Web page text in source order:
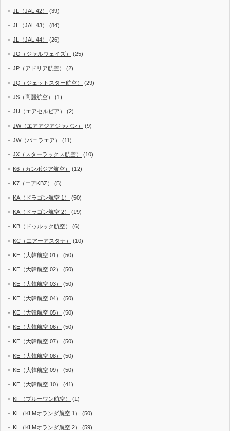
JL（JAL 42） (39)
JL（JAL 43） (84)
JL（JAL 44） (26)
JO（ジャルウェイズ） (25)
JP（アドリア航空） (2)
JQ（ジェットスター航空） (29)
JS（高麗航空） (1)
JU（エアセルビア） (2)
JW（エアアジアジャパン） (9)
JW（バニラエア） (11)
JX（スターラックス航空） (10)
K6（カンボジア航空） (12)
K7（エアKBZ） (5)
KA（ドラゴン航空 1） (50)
KA（ドラゴン航空 2） (19)
KB（ドゥルック航空） (6)
KC（エアーアスタナ） (10)
KE（大韓航空 01） (50)
KE（大韓航空 02） (50)
KE（大韓航空 03） (50)
KE（大韓航空 04） (50)
KE（大韓航空 05） (50)
KE（大韓航空 06） (50)
KE（大韓航空 07） (50)
KE（大韓航空 08） (50)
KE（大韓航空 09） (50)
KE（大韓航空 10） (41)
KF（ブルーワン航空） (1)
KL（KLMオランダ航空 1） (50)
KL（KLMオランダ航空 2） (59)